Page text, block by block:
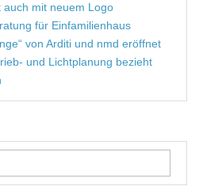
auch mit neuem Logo
für Einfamilienhaus
von Arditi und nmd eröffnet
und Lichtplanung bezieht